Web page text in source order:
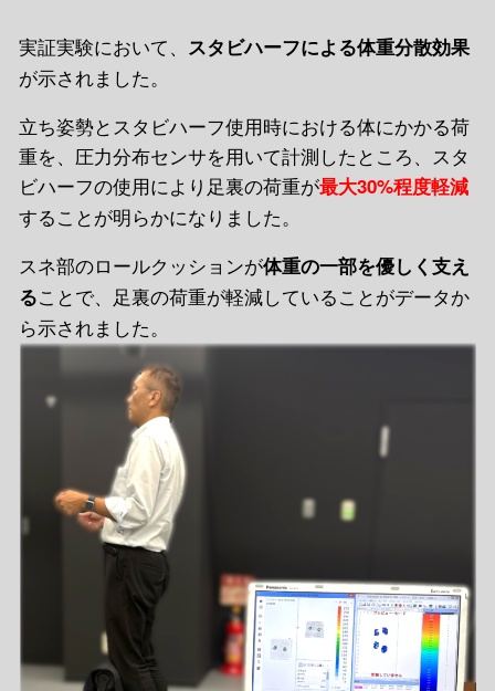
実証実験において、 スタビハーフによる体重分散効果
が示されました。
立ち姿勢とスタビハーフ使用時における体にかかる荷
重を、圧力分布センサを用いて計測したところ、スタ
ビハーフの使用により足裏の荷重が最大30%程度軽減
することが明らかになりました。
スネ部のロールクッションが体重の一部を優しく支え
ることで、足裏の荷重が軽減していることがデータか
ら示されました。